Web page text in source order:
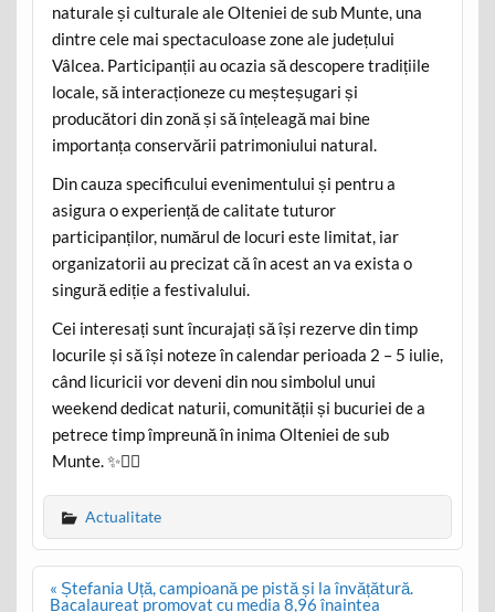
naturale și culturale ale Olteniei de sub Munte, una
dintre cele mai spectaculoase zone ale județului
Vâlcea. Participanții au ocazia să descopere tradițiile
locale, să interacționeze cu meșteșugari și
producători din zonă și să înțeleagă mai bine
importanța conservării patrimoniului natural.
Din cauza specificului evenimentului și pentru a
asigura o experiență de calitate tuturor
participanților, numărul de locuri este limitat, iar
organizatorii au precizat că în acest an va exista o
singură ediție a festivalului.
Cei interesați sunt încurajați să își rezerve din timp
locurile și să își noteze în calendar perioada 2 – 5 iulie,
când licuricii vor deveni din nou simbolul unui
weekend dedicat naturii, comunității și bucuriei de a
petrece timp împreună în inima Olteniei de sub
Munte. ✨🧚‍♀️
Actualitate
Post
navigation
« Ștefania Uță, campioană pe pistă și la învățătură.
Bacalaureat promovat cu media 8,96 înaintea